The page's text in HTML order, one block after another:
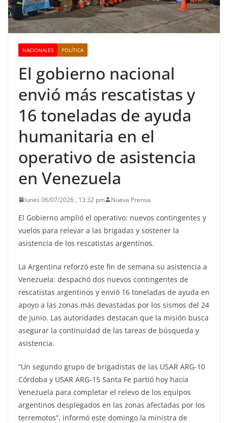
NACIONALES POLÍTICA
El gobierno nacional
envió más rescatistas y
16 toneladas de ayuda
humanitaria en el
operativo de asistencia
en Venezuela
lunes 06/07/2026 , 13:32 pm Nueva Prensa
El Gobierno amplió el operativo: nuevos contingentes y
vuelos para relevar a las brigadas y sostener la
asistencia de los rescatistas argentinos.
La Argentina reforzó este fin de semana su asistencia a
Venezuela: despachó dos nuevos contingentes de
rescatistas argentinos y envió 16 toneladas de ayuda en
apoyo a las zonas más devastadas por los sismos del 24
de junio. Las autoridades destacan que la misión busca
asegurar la continuidad de las tareas de búsqueda y
asistencia.
“Un segundo grupo de brigadistas de las USAR ARG-10
Córdoba y USAR ARG-15 Santa Fe partió hoy hacia
Venezuela para completar el relevo de los equipos
argentinos desplegados en las zonas afectadas por los
terremotos”, informó este domingo la ministra de